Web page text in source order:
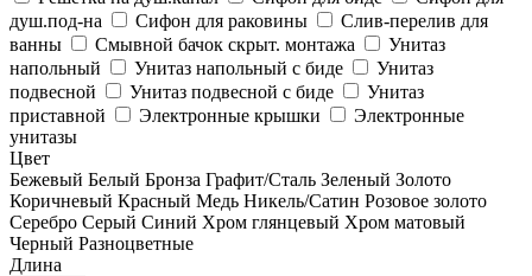
душ.под-на
Сифон для раковины
Слив-перелив для
ванны
Смывной бачок скрыт. монтажа
Унитаз
напольный
Унитаз напольный с биде
Унитаз
подвесной
Унитаз подвесной с биде
Унитаз
приставной
Электронные крышки
Электронные
унитазы
Цвет
Бежевый Белый Бронза Графит/Сталь Зеленый Золото
Коричневый Красный Медь Никель/Сатин Розовое золото
Серебро Серый Синий Хром глянцевый Хром матовый
Черный Разноцветные
Длина